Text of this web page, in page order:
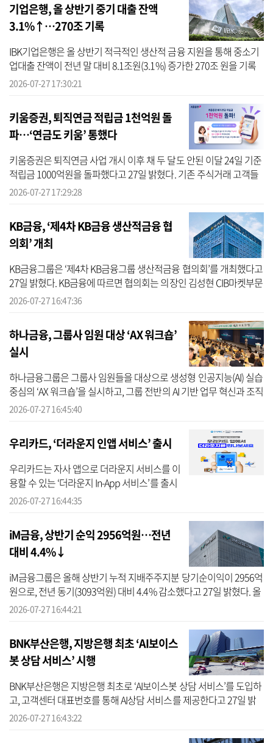
기업은행, 올 상반기 중기 대출 잔액
3.1%↑…270조 기록
IBK기업은행은 올 상반기 적극적인 생산적 금융 지원을 통해 중소기
업대출 잔액이 전년 말 대비 8.1조원(3.1%) 증가한 270조 원을 기록
했다고 27일 밝혔다. 이에 따라 중기금융시장 점유율은 역대 최고 수
2026-07-27 17:30:21
키움증권, 퇴직연금 적립금 1천억원 돌
파…‘연금도 키움’ 통했다
키움증권은 퇴직연금 사업 개시 이후 채 두 달도 안된 이달 24일 기준
적립금 1000억원을 돌파했다고 27일 밝혔다. 기존 주식거래 고객들
의 퇴직연금 가입, 초기 수수료 면제 등이 주효했다는 평가다. 이번 성
2026-07-27 17:29:28
KB금융, ‘제4차 KB금융 생산적금융 협
의회’ 개최
KB금융그룹은 ‘제4차 KB금융그룹 생산적금융 협의회’를 개최했다고
27일 밝혔다. KB금융에 따르면 협의회는 의장인 김성현 CIB마켓부문
장(CIB 및 자본시장 비즈니스 총괄) 주관으로 지주 및 주요 계열사의
2026-07-27 16:47:36
하나금융, 그룹사 임원 대상 ‘AX 워크숍’
실시
하나금융그룹은 그룹사 임원들을 대상으로 생성형 인공지능(AI) 실습
중심의 ‘AX 워크숍’을 실시하고, 그룹 전반의 AI 기반 업무 혁신과 조직
문화 전환을 추진한다고 27일 밝혔다. 하나금융에 따르면 ‘AX워크
2026-07-27 16:45:40
우리카드, ‘더라운지 인앱 서비스’ 출시
우리카드는 자사 앱으로 더라운지 서비스를 이
용할 수 있는 ‘더라운지 In-App 서비스’를 출시
했다고 27일 밝혔다. 우리카드에 따르면 더라
2026-07-27 16:44:35
iM금융, 상반기 순익 2956억원…전년
대비 4.4%↓
iM금융그룹은 올해 상반기 누적 지배주주지분 당기순이익이 2956억
원으로, 전년 동기(3093억원) 대비 4.4% 감소했다고 27일 밝혔다. 올
해부터 적용된 교육세 요율 변경 등 비(非) 경상적 비용 증가와 자산
2026-07-27 16:44:21
BNK부산은행, 지방은행 최초 ‘AI보이스
봇 상담 서비스’ 시행
BNK부산은행은 지방은행 최초로 ‘AI보이스봇 상담 서비스’를 도입하
고, 고객센터 대표번호를 통해 AI상담 서비스를 제공한다고 27일 밝
혔다. BNK부산은행에 따르면 AI보이스봇은 단순·반복적인 금융 문
2026-07-27 16:43:22